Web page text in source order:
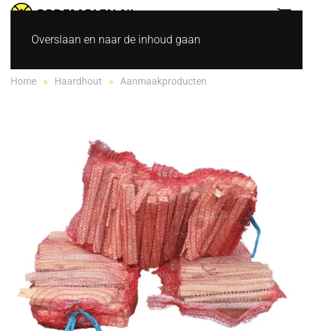
Overslaan en naar de inhoud gaan
Home Haardhout Aanmaakproducten